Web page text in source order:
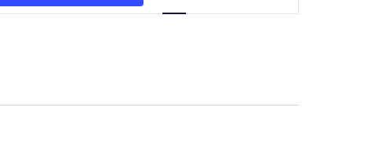
navigatie